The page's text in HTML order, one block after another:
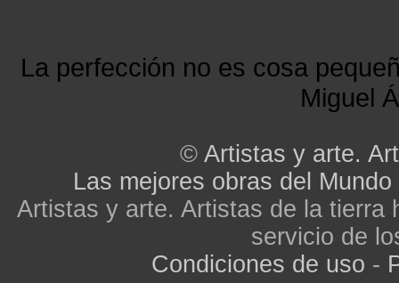
La perfección no es cosa
Miguel
© Artistas y arte.
Las mejores obras del Mundo
Artistas y arte. Artistas de la tierra
servicio de
Condiciones de uso -